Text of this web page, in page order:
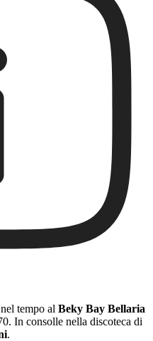
tempo al Beky Bay Bellaria
In consolle nella discoteca di
.